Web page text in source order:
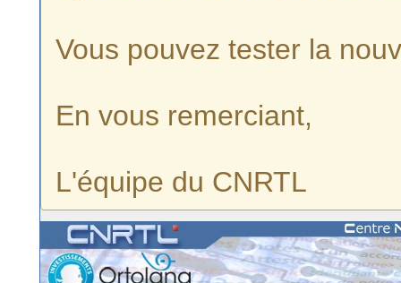
Vous pouvez tester la
En vous remerciant,
L'équipe du CNRTL